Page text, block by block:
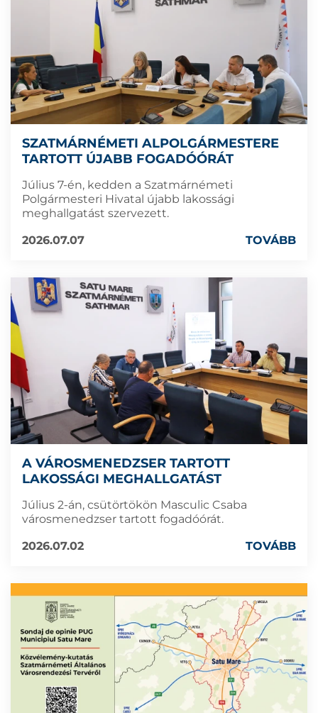
SZATMÁRNÉMETI ALPOLGÁRMESTERE
TARTOTT ÚJABB FOGADÓÓRÁT
Július 7-én, kedden a Szatmárnémeti
Polgármesteri Hivatal újabb lakossági
meghallgatást szervezett.
2026.07.07
TOVÁBB
A VÁROSMENEDZSER TARTOTT
LAKOSSÁGI MEGHALLGATÁST
Július 2-án, csütörtökön Masculic Csaba
városmenedzser tartott fogadóórát.
2026.07.02
TOVÁBB